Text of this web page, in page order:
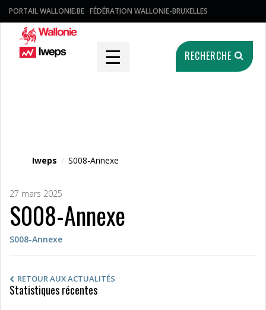
PORTAIL WALLONIE.BE FÉDÉRATION WALLONIE-BRUXELLES
☰ RECHERCHE
Iweps / S008-Annexe
27 mars 2025
S008-Annexe
S008-Annexe
RETOUR AUX ACTUALITÉS
Statistiques récentes